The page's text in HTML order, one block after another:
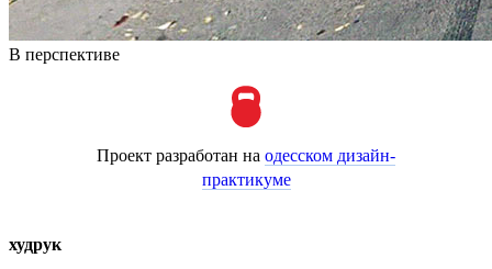
В перспективе
Проект разработан на одесском дизайн-
практикуме
худрук